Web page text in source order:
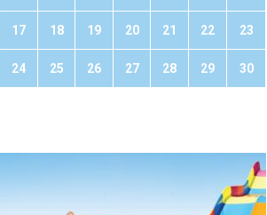
17 18 19 20 21 22 23
24 25 26 27 28 29 30